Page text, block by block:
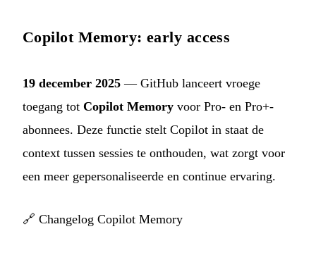
Copilot Memory: early access
19 december 2025 — GitHub lanceert vroege
toegang tot Copilot Memory voor Pro- en Pro+-
abonnees. Deze functie stelt Copilot in staat de
context tussen sessies te onthouden, wat zorgt voor
een meer gepersonaliseerde en continue ervaring.
🔗 Changelog Copilot Memory